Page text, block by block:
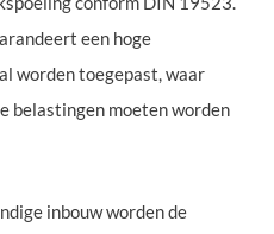
een hoge
worden toegepast, waar
belastingen moeten worden
inbouw worden de